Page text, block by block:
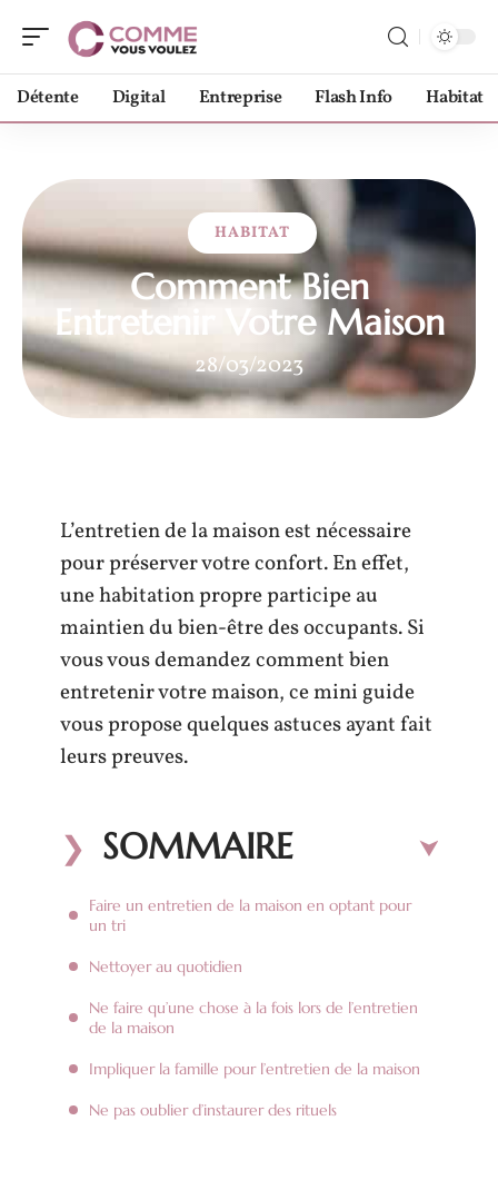
Détente Digital Entreprise Flash Info Habitat
HABITAT
Comment Bien
Entretenir Votre Maison
28/03/2023
L’entretien de la maison est nécessaire
pour préserver votre confort. En effet,
une habitation propre participe au
maintien du bien-être des occupants. Si
vous vous demandez comment bien
entretenir votre maison, ce mini guide
vous propose quelques astuces ayant fait
leurs preuves.
SOMMAIRE
Faire un entretien de la maison en optant pour
un tri
Nettoyer au quotidien
Ne faire qu’une chose à la fois lors de l’entretien
de la maison
Impliquer la famille pour l’entretien de la maison
Ne pas oublier d’instaurer des rituels